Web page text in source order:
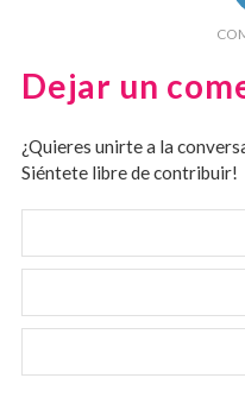
Dejar un
¿Quieres unirte a la
Siéntete libre de contribuir!